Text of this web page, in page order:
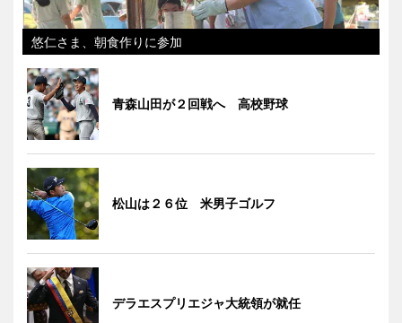
悠仁さま、朝食作りに参加
青森山田が２回戦へ 高校野球
松山は２６位 米男子ゴルフ
デラエスプリエジャ大統領が就任